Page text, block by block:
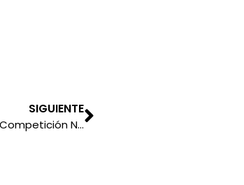
SIGUIENTE
¡Destacada participación de nuestros estudiantes en la Competición Nacional y Latinoamericana de Robótica Make X 2024!